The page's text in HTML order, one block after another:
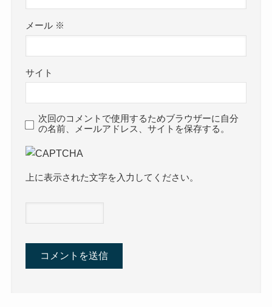
メール ※
サイト
次回のコメントで使用するためブラウザーに自分
の名前、メールアドレス、サイトを保存する。
上に表示された文字を入力してください。